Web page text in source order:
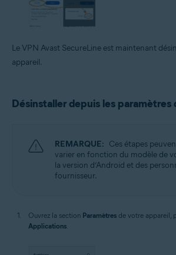
Le VPN Avast SecureLine est maintenant
appareil.
Désinstaller depuis les paramètres
REMARQUE: Ces étapes
varier en fonction du modèle de
la version d’Android et des
fournisseur.
Ouvrez la section Paramètres de votre appareil,
Applications